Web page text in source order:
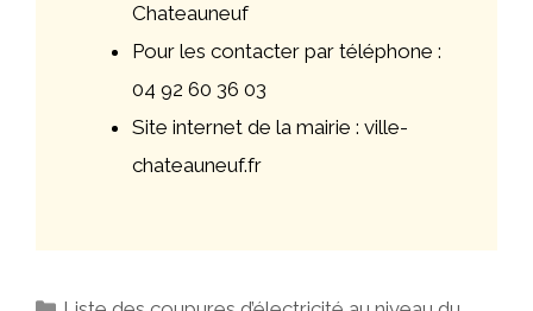
Chateauneuf
Pour les contacter par téléphone :
04 92 60 36 03
Site internet de la mairie : ville-
chateauneuf.fr
Catégories